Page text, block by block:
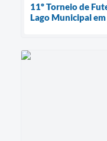
11º Torneio de
Lago Municipal